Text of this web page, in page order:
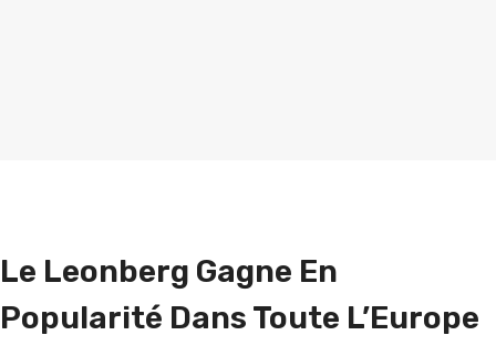
Le Leonberg Gagne En
Popularité Dans Toute L’Europe